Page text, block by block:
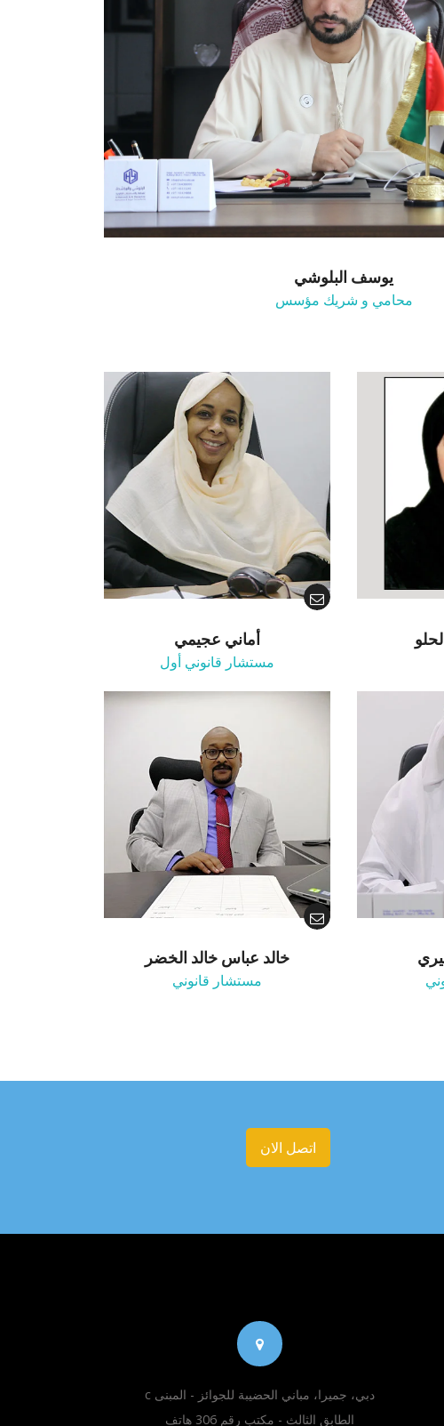
يوسف البلوشي
محامي و شريك مؤسس
أماني عجيمي
مستشار قانوني أول
خالد عباس خالد الخضر
مستشار قانوني
اتصل الان
دبي، جميرا، مباني الحضيبة للجوائز - المبنى c
الطابق الثالث - مكتب رقم 306 هاتف